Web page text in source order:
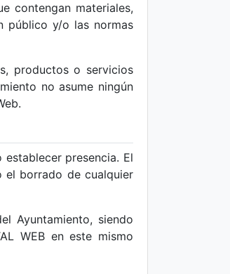
contengan materiales,
público y/o las normas
productos o servicios
no asume ningún
presencia. El
el borrado de cualquier
Ayuntamiento, siendo
WEB en este mismo